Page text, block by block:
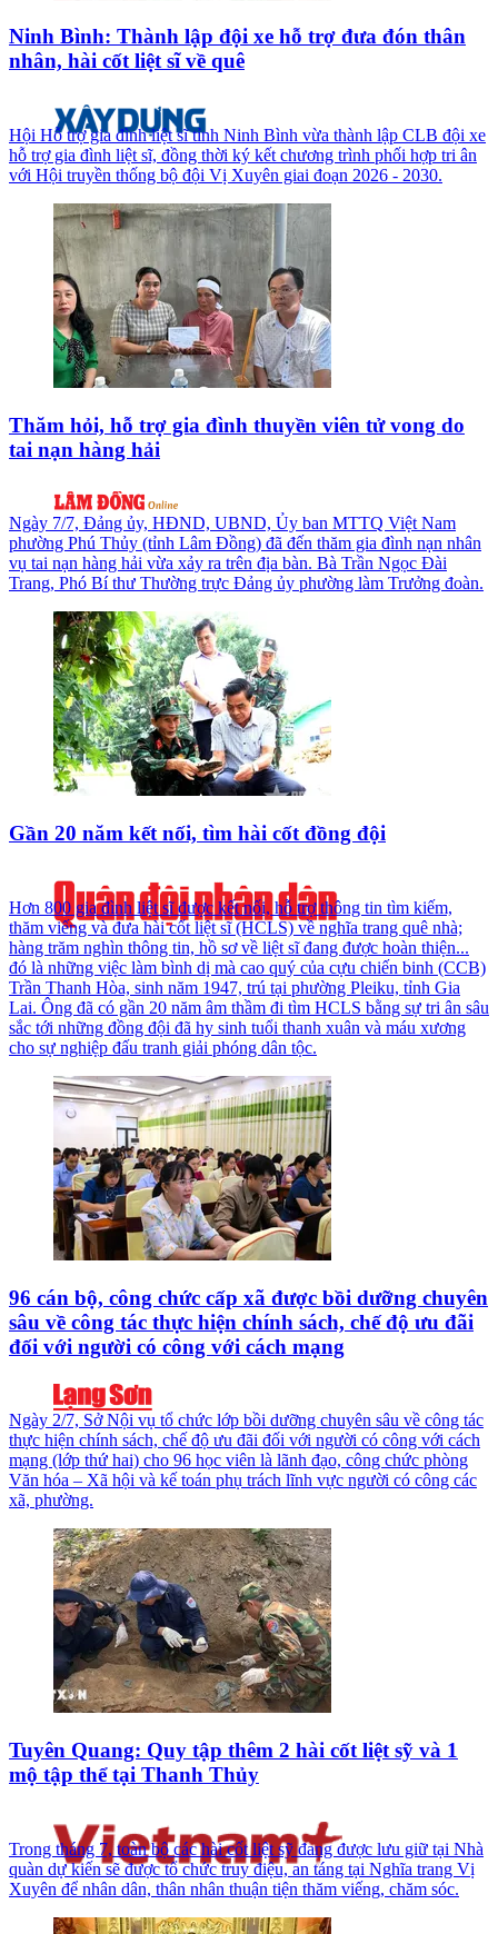
Ninh Bình: Thành lập đội xe hỗ trợ đưa đón thân
nhân, hài cốt liệt sĩ về quê
Hội Hỗ trợ gia đình liệt sĩ tỉnh Ninh Bình vừa thành lập CLB đội xe
hỗ trợ gia đình liệt sĩ, đồng thời ký kết chương trình phối hợp tri ân
với Hội truyền thống bộ đội Vị Xuyên giai đoạn 2026 - 2030.
Thăm hỏi, hỗ trợ gia đình thuyền viên tử vong do
tai nạn hàng hải
Ngày 7/7, Đảng ủy, HĐND, UBND, Ủy ban MTTQ Việt Nam
phường Phú Thủy (tỉnh Lâm Đồng) đã đến thăm gia đình nạn nhân
vụ tai nạn hàng hải vừa xảy ra trên địa bàn. Bà Trần Ngọc Đài
Trang, Phó Bí thư Thường trực Đảng ủy phường làm Trưởng đoàn.
Gần 20 năm kết nối, tìm hài cốt đồng đội
Hơn 800 gia đình liệt sĩ được kết nối, hỗ trợ thông tin tìm kiếm,
thăm viếng và đưa hài cốt liệt sĩ (HCLS) về nghĩa trang quê nhà;
hàng trăm nghìn thông tin, hồ sơ về liệt sĩ đang được hoàn thiện...
đó là những việc làm bình dị mà cao quý của cựu chiến binh (CCB)
Trần Thanh Hòa, sinh năm 1947, trú tại phường Pleiku, tỉnh Gia
Lai. Ông đã có gần 20 năm âm thầm đi tìm HCLS bằng sự tri ân sâu
sắc tới những đồng đội đã hy sinh tuổi thanh xuân và máu xương
cho sự nghiệp đấu tranh giải phóng dân tộc.
96 cán bộ, công chức cấp xã được bồi dưỡng chuyên
sâu về công tác thực hiện chính sách, chế độ ưu đãi
đối với người có công với cách mạng
Ngày 2/7, Sở Nội vụ tổ chức lớp bồi dưỡng chuyên sâu về công tác
thực hiện chính sách, chế độ ưu đãi đối với người có công với cách
mạng (lớp thứ hai) cho 96 học viên là lãnh đạo, công chức phòng
Văn hóa – Xã hội và kế toán phụ trách lĩnh vực người có công các
xã, phường.
Tuyên Quang: Quy tập thêm 2 hài cốt liệt sỹ và 1
mộ tập thể tại Thanh Thủy
Trong tháng 7, toàn bộ các hài cốt liệt sỹ đang được lưu giữ tại Nhà
quàn dự kiến sẽ được tổ chức truy điệu, an táng tại Nghĩa trang Vị
Xuyên để nhân dân, thân nhân thuận tiện thăm viếng, chăm sóc.